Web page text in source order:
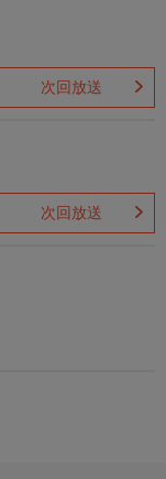
次回放送
次回放送